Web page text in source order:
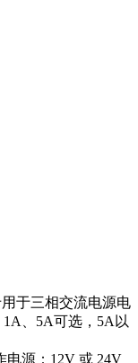
于三相交流电源电
、5A可选，5A以
电源：12V 或 24V